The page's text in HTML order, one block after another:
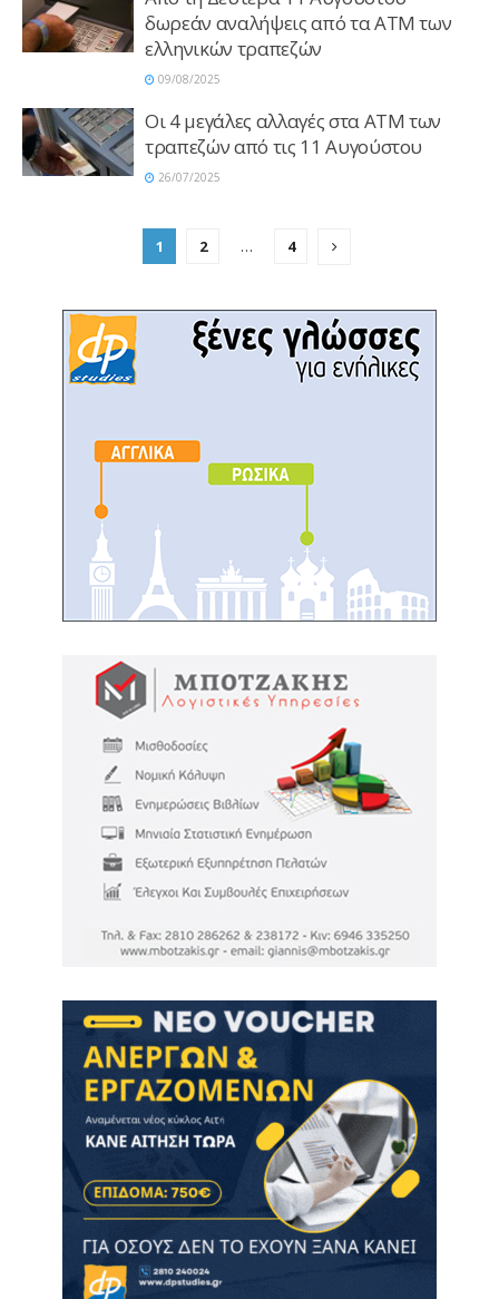
δωρεάν αναλήψεις από τα ΑΤΜ των
ελληνικών τραπεζών
09/08/2025
Οι 4 μεγάλες αλλαγές στα ΑΤΜ των
τραπεζών από τις 11 Αυγούστου
26/07/2025
1 2 … 4